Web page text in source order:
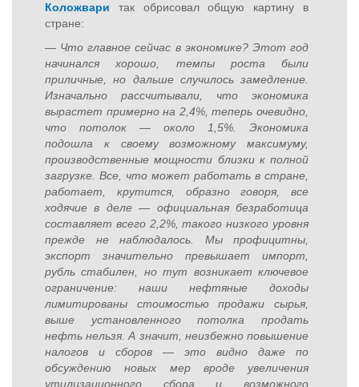
Коложвари так обрисовал общую картину в
стране:
— Что главное сейчас в экономике? Этот год
начинался хорошо, темпы роста были
приличные, но дальше случилось замедление.
Изначально рассчитывали, что экономика
вырастет примерно на 2,4%, теперь очевидно,
что потолок — около 1,5%. Экономика
подошла к своему возможному максимуму,
производственные мощности близки к полной
загрузке. Все, что может работать в стране,
работает, крутится, образно говоря, все
ходячие в деле — официальная безработица
составляет всего 2,2%, такого низкого уровня
прежде не наблюдалось. Мы профицитны,
экспорт значительно превышает импорт,
рубль стабилен, но тут возникает ключевое
ограничение: наши нефтяные доходы
лимитированы стоимостью продажи сырья,
выше установленного потолка продать
нефть нельзя. А значит, неизбежно повышение
налогов и сборов — это видно даже по
обсуждению новых мер вроде увеличения
утилизационного сбора и возможного